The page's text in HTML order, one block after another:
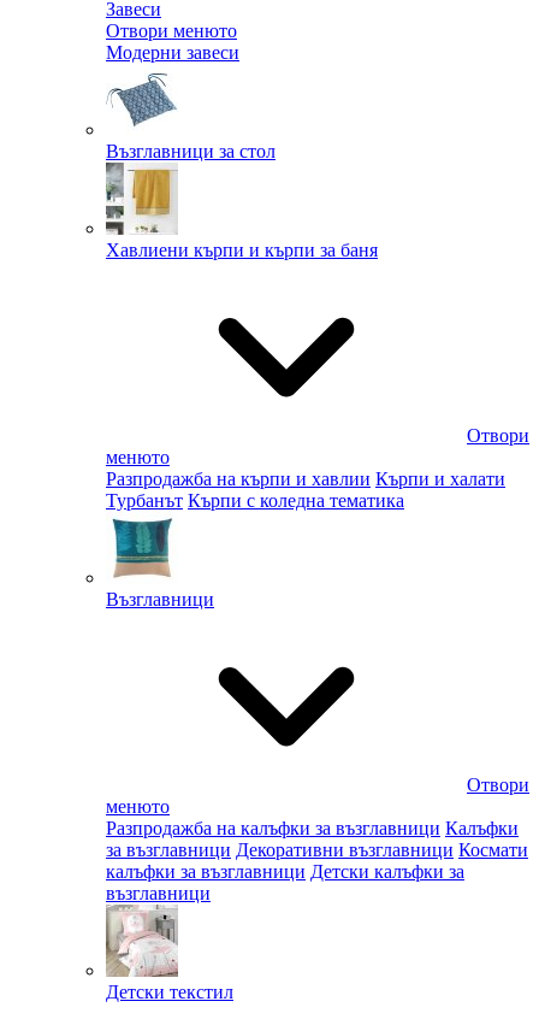
Завеси
Отвори менюто
Модерни завеси
Възглавници за стол
Хавлиени кърпи и кърпи за баня
Отвори
менюто
Разпродажба на кърпи и хавлии Кърпи и халати
Турбанът Кърпи с коледна тематика
Възглавници
Отвори
менюто
Разпродажба на калъфки за възглавници Калъфки
за възглавници Декоративни възглавници Космати
калъфки за възглавници Детски калъфки за
възглавници
Детски текстил